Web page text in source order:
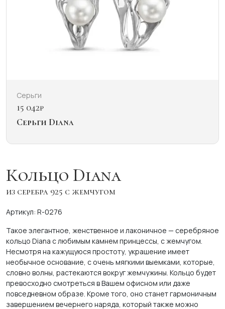
Серьги
15 042₽
Серьги Diana
Кольцо Diana
из серебра 925 с жемчугом
Артикул: R-0276
Такое элегантное, женственное и лаконичное — серебряное
кольцо Diana с любимым камнем принцессы, с жемчугом.
Несмотря на кажущуюся простоту, украшение имеет
необычное основание, с очень мягкими выемками, которые,
словно волны, растекаются вокруг жемчужины. Кольцо будет
превосходно смотреться в Вашем офисном или даже
повседневном образе. Кроме того, оно станет гармоничным
завершением вечернего наряда, который также можно